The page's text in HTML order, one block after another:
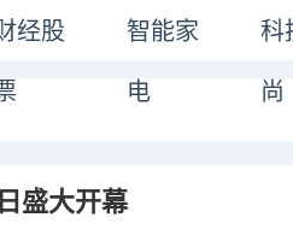
经股
智能家
电
科
尚
盛大开幕